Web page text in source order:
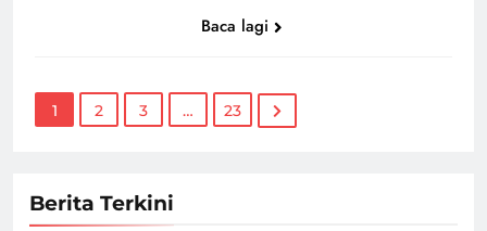
Baca lagi
1 2 3 … 23
Berita Terkini